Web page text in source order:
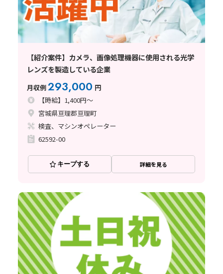
【紹介案件】カメラ、画像処理機器に使用される光学
レンズを製造している企業
月収例293,000 円
【時給】1,400円～
宮城県亘理郡亘理町
検査、マシンオペレーター
62592-00
キープする 詳細を見る